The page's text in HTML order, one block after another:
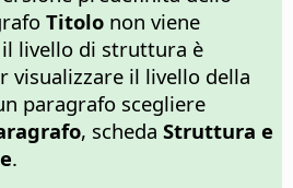
Titolonon viene
livello di struttura è
visualizzare il livello della
paragrafo scegliere
, scheda Struttura e
.